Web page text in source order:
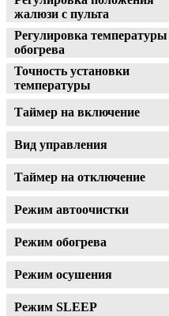
жалюзи с пульта
Регулировка температуры
обогрева
Точность установки
температуры
Таймер на включение
Вид управления
Таймер на отключение
Режим автоочистки
Режим обогрева
Режим осушения
Режим SLEEP